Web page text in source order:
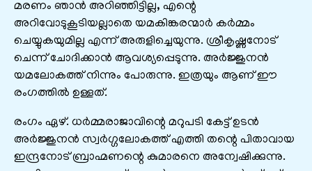
മരണം ഞാൻ അറിഞ്ഞിട്ടില്ല, എന്റെ
അറിവോടുകൂടിയല്ലാതെ യമകിങ്കരന്മാർ കർമ്മം
ചെയ്യുകയുമില്ല എന്ന് അരുളിച്ചെയുന്നു. ശ്രീകൃഷ്ണനോട്
ചെന്ന് ചോദിക്കാൻ ആവശ്യപ്പെടുന്നു. അർജ്ജുനൻ
യമലോകത്ത് നിന്നും പോരുന്നു. ഇത്രയും ആണ് ഈ
രംഗത്തിൽ ഉള്ളത്.
രംഗം ഏഴ്. ധർമ്മരാജാവിന്റെ മറുപടി കേട്ട് ഉടൻ
അർജ്ജുനൻ സ്വർഗ്ഗലോകത്ത് എത്തി തന്റെ പിതാവായ
ഇന്ദ്രനോട് ബ്രാഹ്മണന്റെ കുമാരനെ അന്വേഷിക്കുന്നു.